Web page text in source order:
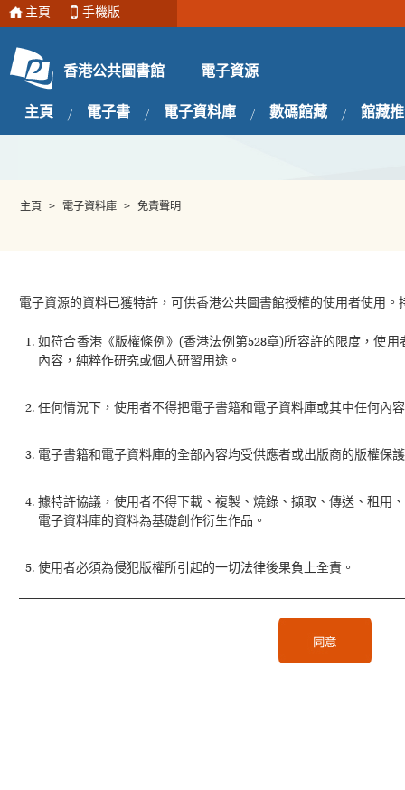
主頁 手機版
香港公共圖書館 電子資源
主頁 電子書 電子資料庫 數碼館藏 館藏
主頁 > 電子資料庫 > 免責聲明
電子資源的資料已獲特許，可供香港公共圖書館授權的使用者使用
如符合香港《版權條例》(香港法例第528章)所容許的限度，使
內容，純粹作研究或個人研習用途。
任何情況下，使用者不得把電子書籍和電子資料庫或其中任何內
電子書籍和電子資料庫的全部內容均受供應者或出版商的版權保
據特許協議，使用者不得下載、複製、燒錄、擷取、傳送、租用
電子資料庫的資料為基礎創作衍生作品。
使用者必須為侵犯版權所引起的一切法律後果負上全責。